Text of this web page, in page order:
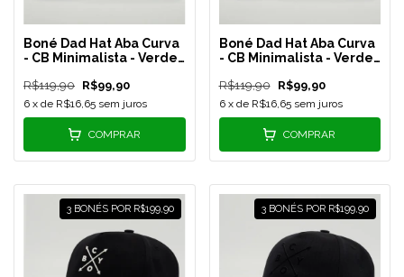
Boné Dad Hat Aba Curva
- CB Minimalista - Verde
R$119,90 R$99,90
6 x de R$16,65 sem juros
COMPRAR
Boné Dad Hat Aba Curva
- CB Minimalista - Verde
R$119,90 R$99,90
6 x de R$16,65 sem juros
COMPRAR
3 BONÉS POR R$199,90 3 BONÉS POR R$199,90